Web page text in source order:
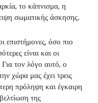
το κάπνισμα, η
σωματικής άσκησης.
επιστήμονες, όσο πιο
είναι και οι
Για τον λόγο αυτό, ο
χώρα μας έχει τρεις
πρόληψη και έγκαιρη
της